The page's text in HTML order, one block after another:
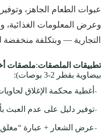
عبوات الطعام الجاهز،
وعرض المعلومات الغذائية،
التجارية — وبتكلفة منخفضة
تطبيقات الملصقات:ملصقات
بيضاوية بقطر 2-3 بوصات):
- أغطية محكمة الإغلاق
-توفير دليل على عدم العبث
-عرض الشعار + عبارة “مغلق